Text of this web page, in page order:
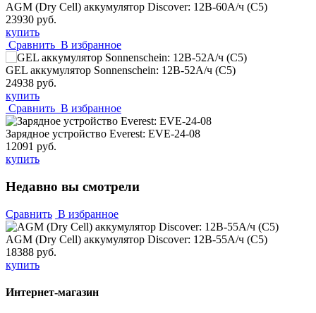
AGM (Dry Cell) аккумулятор Discover: 12В-60А/ч (С5)
23930 руб.
купить
Сравнить В избранное
GEL аккумулятор Sonnenschein: 12В-52А/ч (С5)
24938 руб.
купить
Сравнить В избранное
Зарядное устройство Everest: EVE-24-08
12091 руб.
купить
Недавно вы смотрели
Сравнить В избранное
AGM (Dry Cell) аккумулятор Discover: 12В-55А/ч (С5)
18388 руб.
купить
Интернет-магазин